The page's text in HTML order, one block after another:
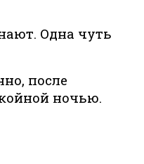
Одна чуть
после
ночью.